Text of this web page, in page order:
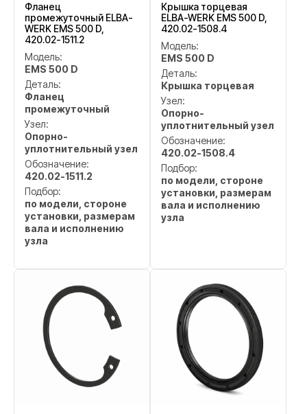
Фланец
промежуточный ELBA-
WERK EMS 500 D,
420.02-1511.2
Модель:
EMS 500 D
Деталь:
Фланец
промежуточный
Узел:
Опорно-
уплотнительный узел
Обозначение:
420.02-1511.2
Подбор:
по модели, стороне
установки, размерам
вала и исполнению
узла
Крышка торцевая
ELBA-WERK EMS 500 D,
420.02-1508.4
Модель:
EMS 500 D
Деталь:
Крышка торцевая
Узел:
Опорно-
уплотнительный узел
Обозначение:
420.02-1508.4
Подбор:
по модели, стороне
установки, размерам
вала и исполнению
узла